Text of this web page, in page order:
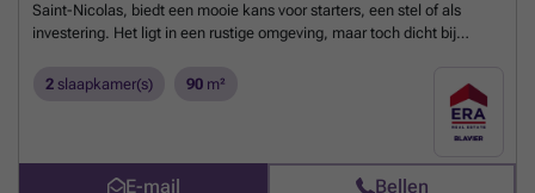
Saint-Nicolas, biedt een mooie kans voor starters, een stel of als
investering. Het ligt in een rustige omgeving, maar toch dicht bij
bestaat uit een lichte woonkamer die uitkomt op de eetkamer en een
functionele keuken met veel opbergruimte. Op de verdieping vindt u
twee comfortabele slaapkamers en een moderne doucheruimte met
toilet. Het grootste pluspunt is ongetwijfeld het prachtige terras van 40
m², een zeldzame buitenruimte in de stad, ideaal om te genieten van
2 slaapkamer(s) 90 m²
E-mail Bellen